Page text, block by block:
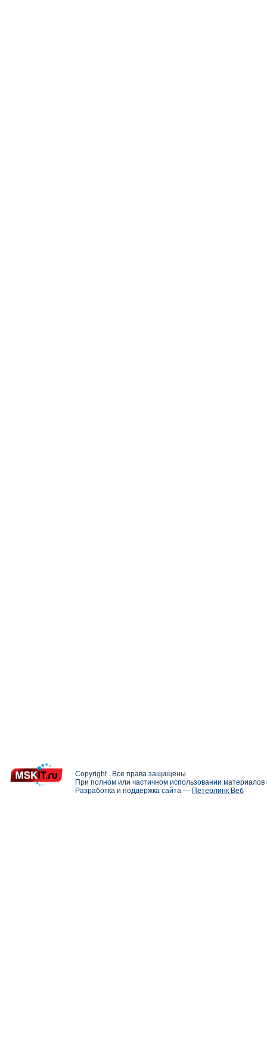
Copyright . Все права защищены
При полном или частичном использовании
Разработка и поддержка сайта — Петерлинк Веб